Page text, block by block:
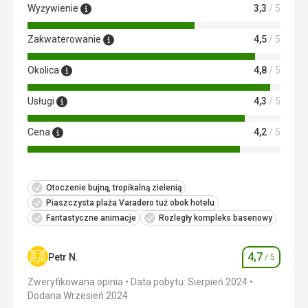
basenie animacje, animacje wieczorne, dzień kubański,
muzyka na żywo.
Wyżywienie 3,3 / 5
Zakwaterowanie 4,5/ 5
Okolica 4,8/ 5
Usługi 4,3 / 5
Cena 4,2/ 5
Otoczenie bujną, tropikalną zielenią
Piaszczysta plaża Varadero tuż obok hotelu
Fantastyczne animacje
Rozległy kompleks basenowy
Petr N. Ocena
4,7 / 5
Zweryfikowana opinia
Data pobytu: Sierpień 2024
Dodana Wrzesień 2024